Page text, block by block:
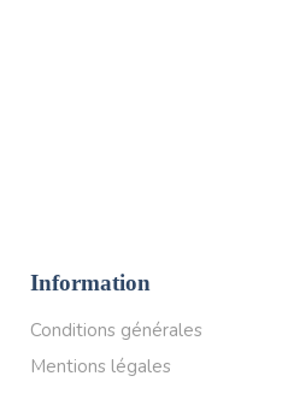
Information
Conditions générales
Mentions légales